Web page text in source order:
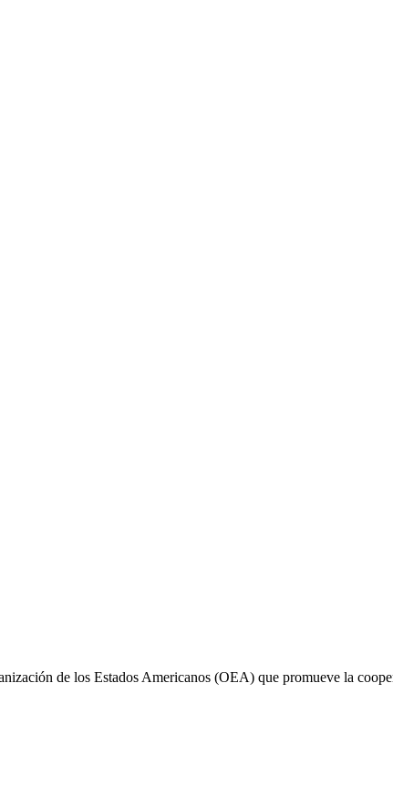
de los Estados Americanos (OEA) que promueve la